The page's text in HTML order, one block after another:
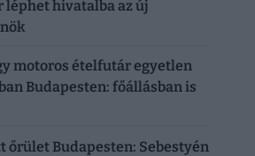
hivatalba az új
motoros ételfutár egyetlen
Budapesten: főállásban is
őrület Budapesten: Sebestyén